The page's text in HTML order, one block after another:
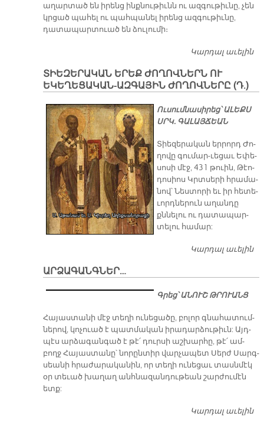
աղարտած են իրենց ինքնութիւնն ու ազգութիւնը, չեն
կրցած պահել ու պահպանել իրենց ազգութիւնը,
դատապարտուած են ձուլումի։
Կարդալ աւելին
ՏԻԵԶԵՐԱԿԱՆ ԵՐԵՔ ԺՈՂՈՎՆԵՐՆ ՈՒ
ԵԿԵՂԵՑԱԿԱՆ-ԱԶԳԱՅԻՆ ԺՈՂՈՎՆԵՐԸ (Դ.)
Ուսումնասիրեց՝ ԱԼԵՔՍ
ՍՐԿ. ԳԱԼԱՅՃԵԱՆ
Տիե­զե­րա­կան եր­րորդ Ժո­
ղո­վը գու­մար-ւե­ցաւ Ե­փե­
սո­սի մէջ, 431 թուին, Թէո­
դո­սիոս Կրտսե­րի հրա­մա­
նով՝ Նես­տո­րի եւ իր հե­տե­
ւորդ­նե­րուն ա­ղան­դը
քննե­լու ու դա­տա­պար­
տե­լու հա­մար:
Կարդալ աւելին
ԱՐՁԱԳԱՆԳՆԵՐ…
Գրեց՝ ԱՆՈՒՇ ԹՐՈՒԱՆՑ
Հա­յաս­տա­նի մէջ տե­ղի ու­նե­ցա­ծը, բո­լոր գնա­հա­տում­
նե­րով, կո­չուած է պատ­մա­կան ի­րա­դար­ձու­թիւն: Այդ­
պէս ար­ձա­գան­գած է թէ՛ դուր­սի աշ­խար­հը, թէ՛ ամ­
բողջ Հա­յաս­տա­նը՝ նո­րըն­տիր վար­չա­պետ Սերժ Սարգ­
սեա­նի հրա­ժա­րա­կա­նին, որ տե­ղի ու­նե­ցաւ տասն­մէկ
օր տե­ւած խա­ղաղ անհ­նա­զան­դու­թեան շար­ժու­մէն
ետք:
Կարդալ աւելին